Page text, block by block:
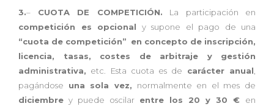
3.– CUOTA DE COMPETICIÓN. La participación en
competición es opcional y supone el pago de una
“cuota de competición” en concepto de inscripción,
licencia, tasas, costes de arbitraje y gestión
administrativa, etc. Esta cuota es de carácter anual,
pagándose una sola vez, normalmente en el mes de
diciembre y puede oscilar entre los 20 y 30 € en